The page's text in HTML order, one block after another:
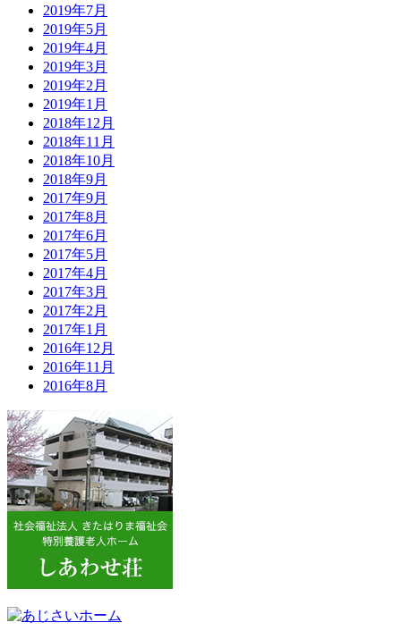
2019年7月
2019年5月
2019年4月
2019年3月
2019年2月
2019年1月
2018年12月
2018年11月
2018年10月
2018年9月
2017年9月
2017年8月
2017年6月
2017年5月
2017年4月
2017年3月
2017年2月
2017年1月
2016年12月
2016年11月
2016年8月